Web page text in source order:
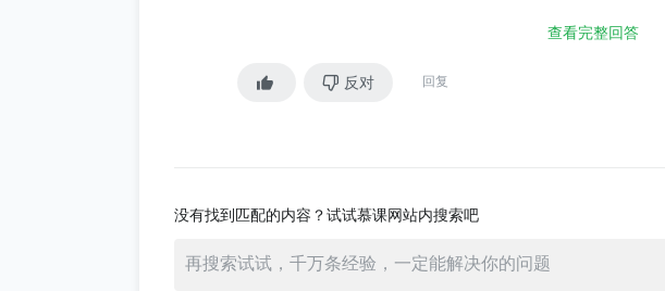
{ src: url },
查看完整回答
反对 回复
没有找到匹配的内容？试试慕课网站内搜索吧